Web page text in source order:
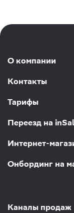
О компании
Контакты
Тарифы
Переезд на
Интернет-
Онбординг на
Каналы продаж